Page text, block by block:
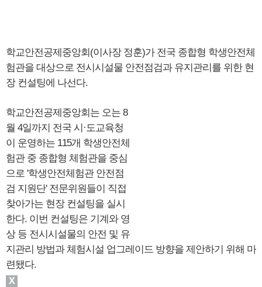
학교안전공제중앙회(이사장 정훈)가 전국 종합형 학생안전체
험관을 대상으로 전시시설물 안전점검과 유지관리를 위한 현
장 컨설팅에 나선다.
학교안전공제중앙회는 오는 8
월 4일까지 전국 시·도교육청
이 운영하는 115개 학생안전체
험관 중 종합형 체험관을 중심
으로 '학생안전체험관 안전점
검 지원단' 전문위원들이 직접
찾아가는 현장 컨설팅을 실시
한다. 이번 컨설팅은 기계와 영
상 등 전시시설물의 안전 및 유
지관리 방법과 체험시설 업그레이드 방향을 제안하기 위해 마
련됐다.
X